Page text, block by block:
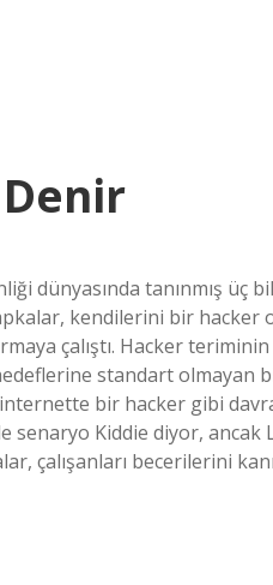
dünyasında tanınmış üç
kendilerini bir hacker
çalıştı. Hacker
standart olmayan
bir hacker gibi
Kiddie diyor, ancak
çalışanları becerilerini